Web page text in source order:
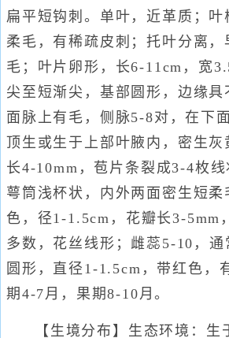
扁平短钩刺。单叶，近革质；叶
柔毛，有稀疏皮刺；托叶分离，
毛；叶片卵形，长6-11cm，宽
尖至短渐尖，基部圆形，边缘具
面脉上有毛，侧脉5-8对，在下
顶生或生于上部叶腋内，密生灰
长4-10mm，苞片条裂成3-4枚线
萼筒浅杯状，内外两面密生短柔
色，径1-1.5cm，花瓣长3-5mm
多数，花丝线形；雌蕊5-10，通
圆形，直径1-1.5cm，带红色，
期4-7月，果期8-10月。
【生境分布】生态环境：生